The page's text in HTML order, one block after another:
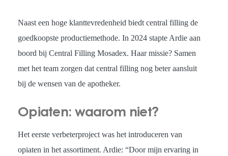
Naast een hoge klanttevredenheid biedt central filling de
goedkoopste productiemethode. In 2024 stapte Ardie aan
boord bij Central Filling Mosadex. Haar missie? Samen
met het team zorgen dat central filling nog beter aansluit
bij de wensen van de apotheker.
Opiaten: waarom niet?
Het eerste verbeterproject was het introduceren van
opiaten in het assortiment. Ardie: “Door mijn ervaring in